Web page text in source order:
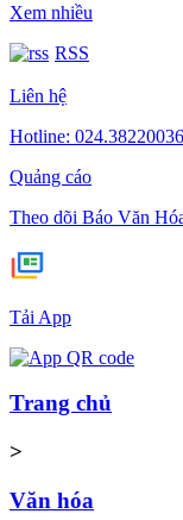
Xem nhiều
RSS
Liên hệ
Hotline: 024.38220036
Quảng cáo
Theo dõi Báo Văn
Tải App
Trang chủ
>
Văn hóa